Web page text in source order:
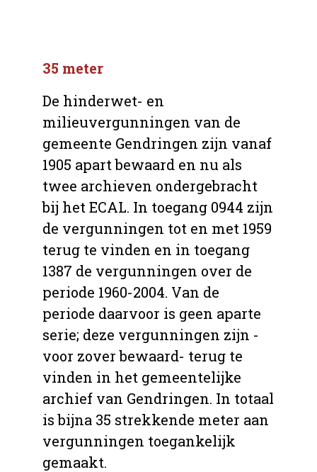
35 meter
De hinderwet- en
milieuvergunningen van de
gemeente Gendringen zijn vanaf
1905 apart bewaard en nu als
twee archieven ondergebracht
bij het ECAL. In toegang 0944 zijn
de vergunningen tot en met 1959
terug te vinden en in toegang
1387 de vergunningen over de
periode 1960-2004. Van de
periode daarvoor is geen aparte
serie; deze vergunningen zijn -
voor zover bewaard- terug te
vinden in het gemeentelijke
archief van Gendringen. In totaal
is bijna 35 strekkende meter aan
vergunningen toegankelijk
gemaakt.